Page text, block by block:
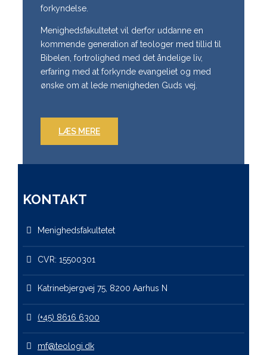
forkyndelse.
Menighedsfakultetet vil derfor uddanne en
kommende generation af teologer med tillid til
Bibelen, fortrolighed med det åndelige liv,
erfaring med at forkynde evangeliet og med
ønske om at lede menigheden Guds vej.
LÆS MERE
KONTAKT
Menighedsfakultetet
CVR: 15500301
Katrinebjergvej 75, 8200 Aarhus N
(+45) 8616 6300
mf@teologi.dk